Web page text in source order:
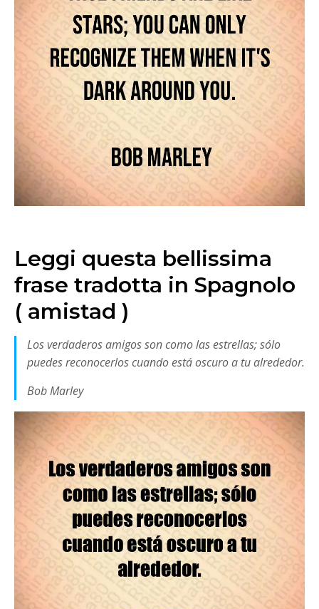
Leggi questa bellissima
frase tradotta in Spagnolo
( amistad )
Los verdaderos amigos son como las estrellas; sólo
puedes reconocerlos cuando está oscuro a tu alrededor.
Bob Marley